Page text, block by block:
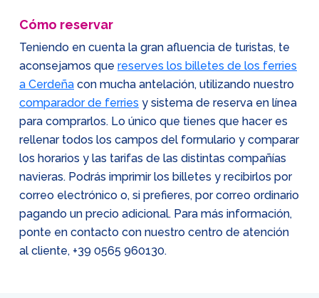
Cómo reservar
Teniendo en cuenta la gran afluencia de turistas, te
aconsejamos que reserves los billetes de los ferries
a Cerdeña con mucha antelación, utilizando nuestro
comparador de ferries y sistema de reserva en línea
para comprarlos. Lo único que tienes que hacer es
rellenar todos los campos del formulario y comparar
los horarios y las tarifas de las distintas compañías
navieras. Podrás imprimir los billetes y recibirlos por
correo electrónico o, si prefieres, por correo ordinario
pagando un precio adicional. Para más información,
ponte en contacto con nuestro centro de atención
al cliente, +39 0565 960130.